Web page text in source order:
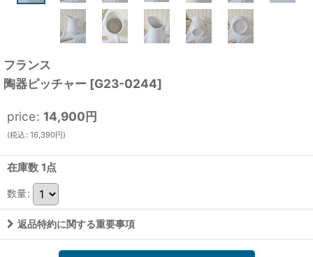
フランス
陶器ピッチャー [G23-0244]
price: 14,900円
(税込 : 16,390円)
在庫数 1点
数量:
返品特約に関する重要事項